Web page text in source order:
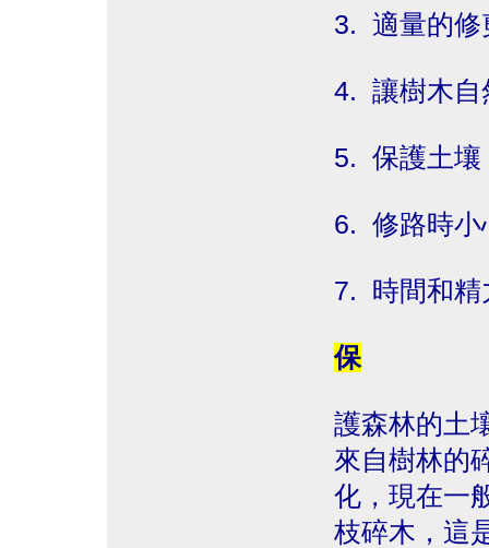
3. 適量的修
4. 讓樹木自
5. 保護土壤
6. 修路時小
7. 時間和精
保
護森林的土
來自樹林的
化，現在一
枝碎木，這